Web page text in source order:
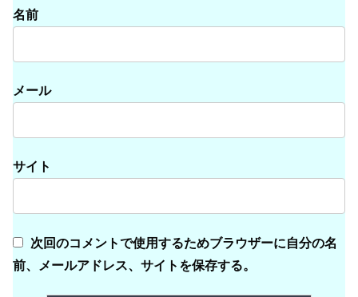
名前
メール
サイト
次回のコメントで使用するためブラウザーに自分の名
前、メールアドレス、サイトを保存する。